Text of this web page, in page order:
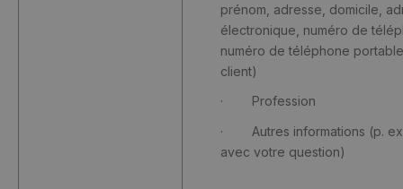
prénom, adresse, domicile,
électronique, numéro de
numéro de téléphone
client)
· Profession
· Autres informations (p.
avec votre question)